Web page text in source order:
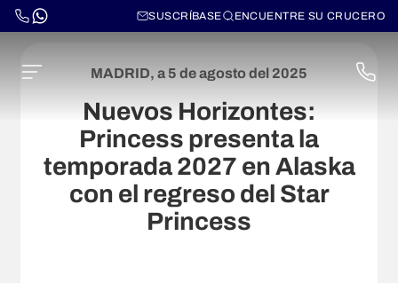
SUSCRÍBASE ENCUENTRE SU CRUCERO
MADRID, a 5 de agosto del 2025
Nuevos Horizontes:
Princess presenta la
temporada 2027 en Alaska
con el regreso del Star
Princess